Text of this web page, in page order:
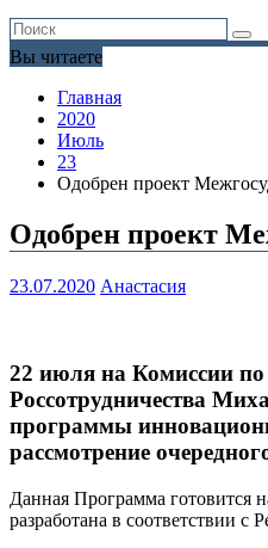
Вы читаете
Главная
2020
Июль
23
Одобрен проект
Одобрен проект
23.07.2020 Анастасия
22 июля на Комиссии по
Россотрудничества
программы
рассмотрение
Данная Программа готовится
разработана в соответствии